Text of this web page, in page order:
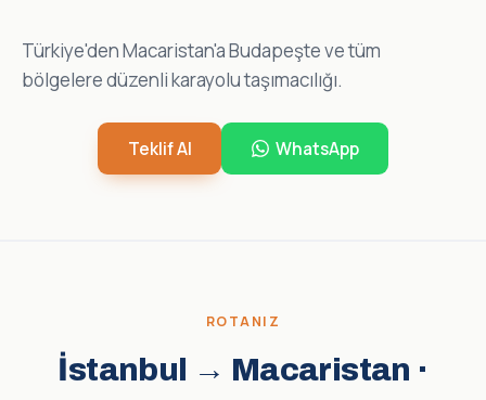
Türkiye'den Macaristan'a Budapeşte ve tüm
bölgelere düzenli karayolu taşımacılığı.
Teklif Al WhatsApp
ROTANIZ
İstanbul → Macaristan ·